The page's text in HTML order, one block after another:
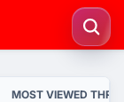
MOST VIEWED